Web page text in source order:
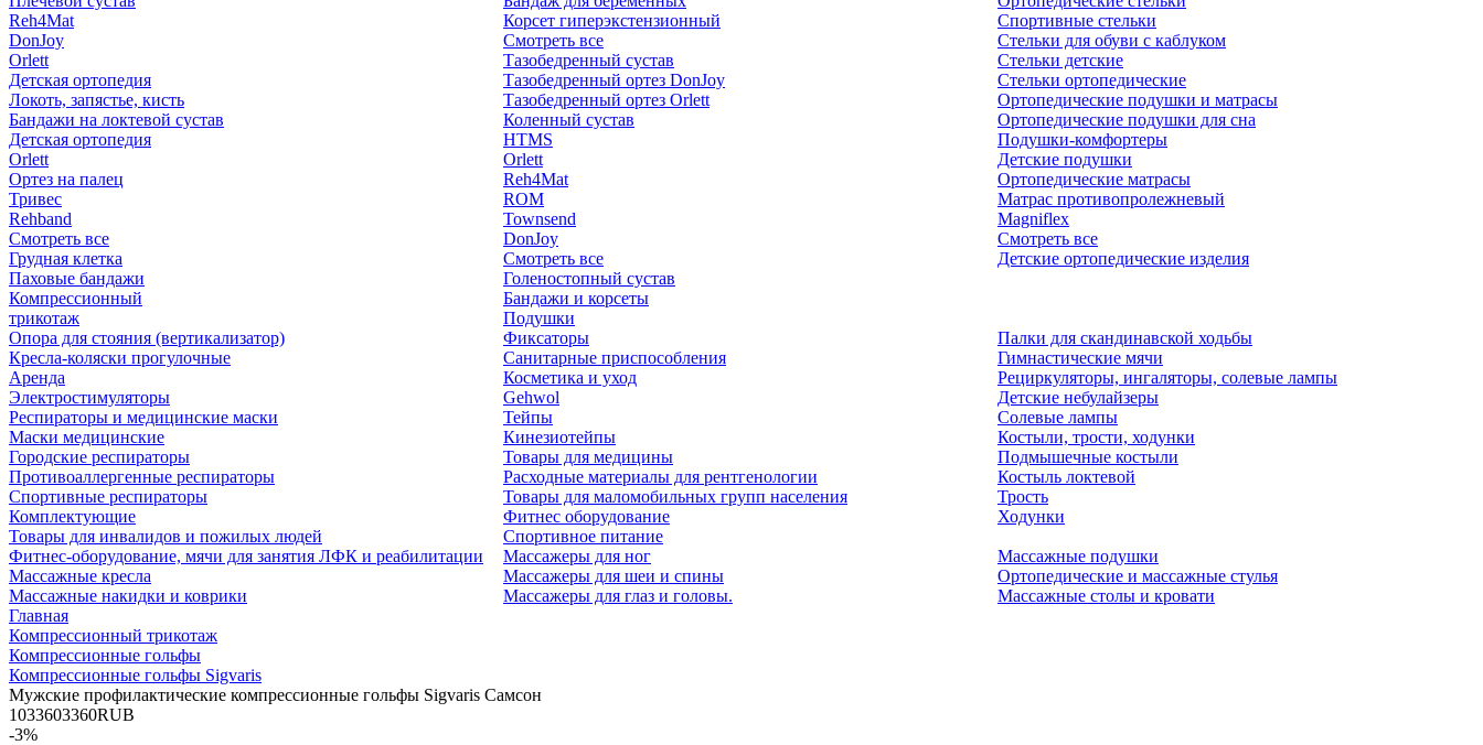
Reh4Mat
DonJoy
Orlett
Детская ортопедия
Локоть, запястье, кисть
Бандажи на локтевой сустав
Детская ортопедия
Orlett
Ортез на палец
Тривес
Rehband
Смотреть все
Грудная клетка
Паховые бандажи
Корсет гиперэкстензионный
Смотреть все
Тазобедренный сустав
Тазобедренный ортез DonJoy
Тазобедренный ортез Orlett
Коленный сустав
HTMS
Orlett
Reh4Mat
ROM
Townsend
DonJoy
Смотреть все
Голеностопный сустав
Спортивные стельки
Стельки для обуви с каблуком
Стельки детские
Стельки ортопедические
Ортопедические подушки и матрасы
Ортопедические подушки для сна
Подушки-комфортеры
Детские подушки
Ортопедические матрасы
Матрас противопролежневый
Magniflex
Смотреть все
Детские ортопедические изделия
Компрессионный
трикотаж
Бандажи и корсеты
Подушки
Опора для стояния (вертикализатор)
Кресла-коляски прогулочные
Аренда
Электростимуляторы
Респираторы и медицинские маски
Маски медицинские
Городские респираторы
Противоаллергенные респираторы
Спортивные респираторы
Комплектующие
Товары для инвалидов и пожилых людей
Фиксаторы
Санитарные приспособления
Косметика и уход
Gehwol
Тейпы
Кинезиотейпы
Товары для медицины
Расходные материалы для рентгенологии
Товары для маломобильных групп населения
Фитнес оборудование
Спортивное питание
Палки для скандинавской ходьбы
Гимнастические мячи
Рециркуляторы, ингаляторы, солевые лампы
Детские небулайзеры
Солевые лампы
Костыли, трости, ходунки
Подмышечные костыли
Костыль локтевой
Трость
Ходунки
Фитнес-оборудование, мячи для занятия ЛФК и реабилитации
Массажные кресла
Массажные накидки и коврики
Массажеры для ног
Массажеры для шеи и спины
Массажеры для глаз и головы.
Массажные подушки
Ортопедические и массажные стулья
Массажные столы и кровати
Главная
Компрессионный трикотаж
Компрессионные гольфы
Компрессионные гольфы Sigvaris
Мужские профилактические компрессионные гольфы Sigvaris Самсон
1033603360RUB
-3%